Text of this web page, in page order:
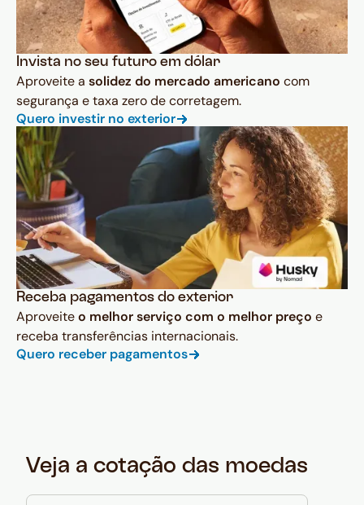
Invista no seu futuro em dólar
Aproveite a solidez do mercado americano com
segurança e taxa zero de corretagem.
Quero investir no exterior
Receba pagamentos do exterior
Aproveiteo melhor serviço com o melhor preço e
receba transferências internacionais.
Quero receber pagamentos
Veja a cotação das moedas